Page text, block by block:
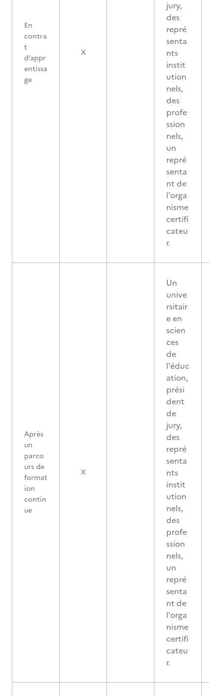
En
contra
t
d’appr
entissa
ge
X
jury,
des
repré
senta
nts
instit
ution
nels,
des
profe
ssion
nels,
un
repré
senta
nt de
l'orga
nisme
certifi
cateu
r.
Après
un
parco
urs de
format
ion
contin
ue
X
Un
unive
rsitair
e en
scien
ces
de
l'éduc
ation,
prési
dent
de
jury,
des
repré
senta
nts
instit
ution
nels,
des
profe
ssion
nels,
un
repré
senta
nt de
l'orga
nisme
certifi
cateu
r.